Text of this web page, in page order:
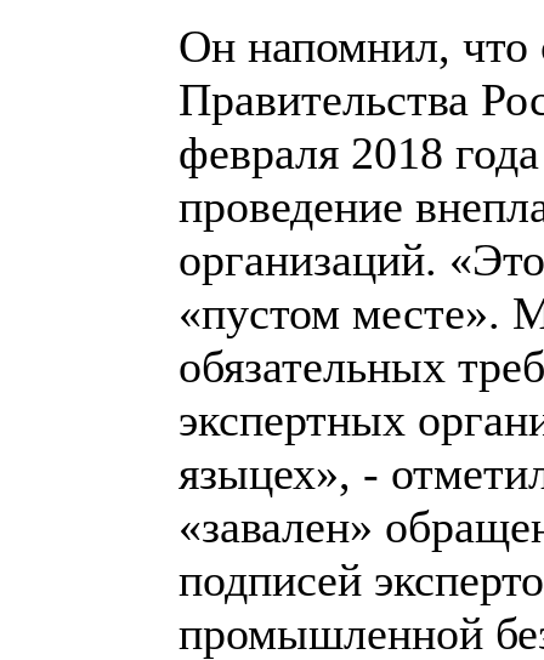
Он напомнил, что
Правительства
февраля 2018
проведение
организаций.
«пустом месте».
обязательных
экспертных
языцех», -
«завален»
подписей
промышленной